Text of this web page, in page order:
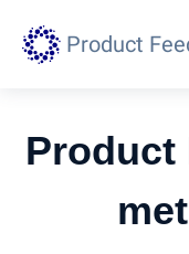
Product
Product